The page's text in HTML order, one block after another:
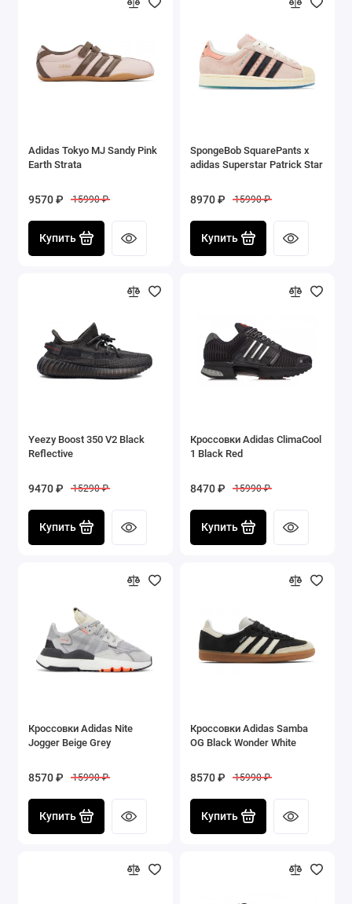
Adidas Tokyo MJ Sandy Pink
Earth Strata
9570 ₽ 15990 ₽
Купить
SpongeBob SquarePants x
adidas Superstar Patrick Star
8970 ₽ 15990 ₽
Купить
Yeezy Boost 350 V2 Black
Reflective
9470 ₽ 15290 ₽
Купить
Кроссовки Adidas ClimaCool
1 Black Red
8470 ₽ 15990 ₽
Купить
Кроссовки Adidas Nite
Jogger Beige Grey
8570 ₽ 15990 ₽
Купить
Кроссовки Adidas Samba
OG Black Wonder White
8570 ₽ 15990 ₽
Купить